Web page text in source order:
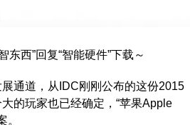
西”回复“智能硬件”下载～
通道，从IDC刚刚公布的这份2015
的玩家也已经确定，“苹果Apple
。